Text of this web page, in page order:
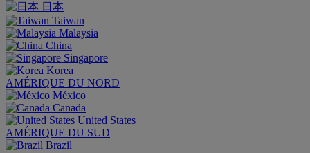
日本
Taiwan
Malaysia
China
Singapore
Korea
AMÉRIQUE DU NORD
México
Canada
United States
AMÉRIQUE DU SUD
Brazil